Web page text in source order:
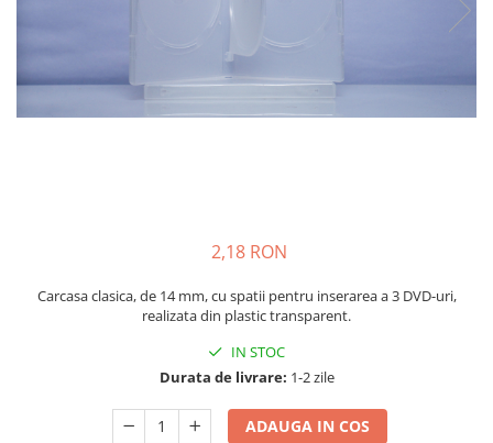
2,18 RON
Carcasa clasica, de 14 mm, cu spatii pentru inserarea a 3 DVD-uri,
realizata din plastic transparent.
IN STOC
Durata de livrare: 1-2 zile
ADAUGA IN COS